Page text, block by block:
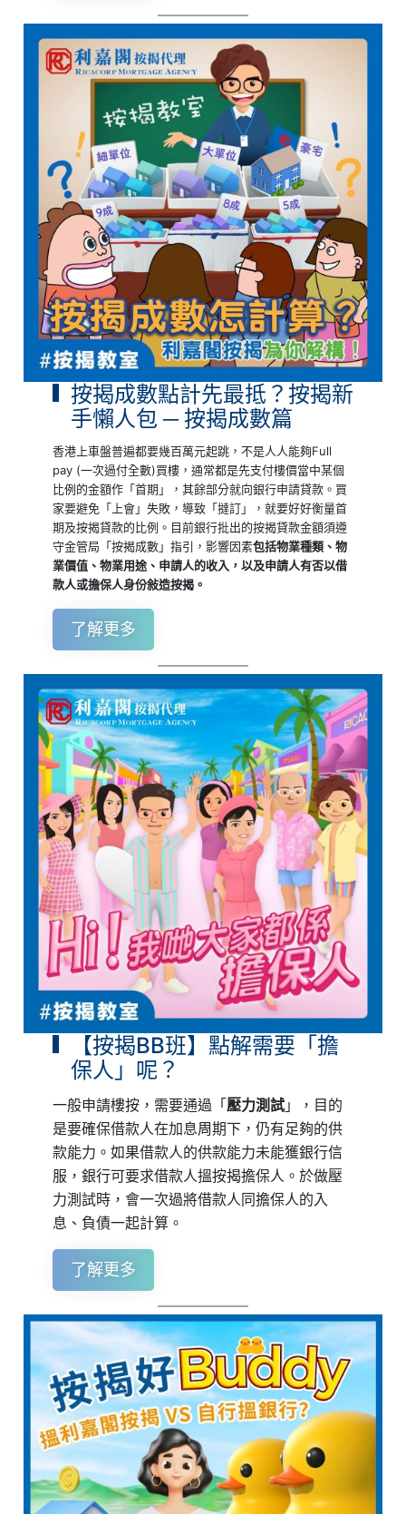
按揭成數點計先最抵？按揭新
手懶人包 ─ 按揭成數篇
香港上車盤普遍都要幾百萬元起跳，不是人人能夠Full
pay (一次過付全數)買樓，通常都是先支付樓價當中某個
比例的金額作「首期」，其餘部分就向銀行申請貸款。買
家要避免「上會」失敗，導致「撻訂」，就要好好衡量首
期及按揭貸款的比例。目前銀行批出的按揭貸款金額須遵
守金管局「按揭成數」指引，影響因素包括物業種類、物
業價值、物業用途、申請人的收入，以及申請人有否以借
款人或擔保人身份敍造按揭。
了解更多
【按揭BB班】點解需要「擔
保人」呢？
一般申請樓按，需要通過「壓力測試」，目的
是要確保借款人在加息周期下，仍有足夠的供
款能力。如果借款人的供款能力未能獲銀行信
服，銀行可要求借款人搵按揭擔保人。於做壓
力測試時，會一次過將借款人同擔保人的入
息、負債一起計算。
了解更多